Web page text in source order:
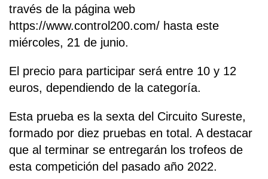
través de la página web
https://www.control200.com/ hasta este
miércoles, 21 de junio.
El precio para participar será entre 10 y 12
euros, dependiendo de la categoría.
Esta prueba es la sexta del Circuito Sureste,
formado por diez pruebas en total. A destacar
que al terminar se entregarán los trofeos de
esta competición del pasado año 2022.